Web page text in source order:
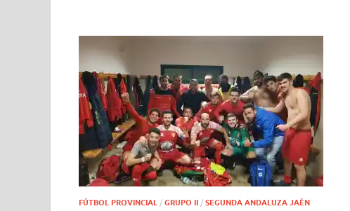
FÚTBOL PROVINCIAL / GRUPO II / SEGUNDA ANDALUZA JAÉN